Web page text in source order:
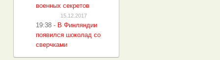
военных секретов
15.12.2017
19:38 - В Финляндии
появился шоколад со
сверчками